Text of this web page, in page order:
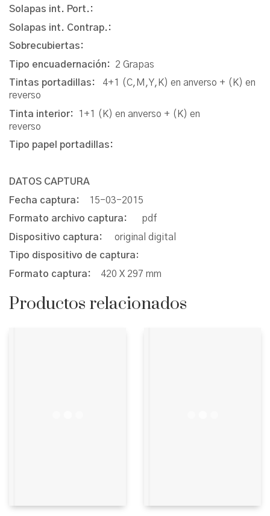
Solapas int. Port.:
Solapas int. Contrap.:
Sobrecubiertas:
Tipo encuadernación: 2 Grapas
Tintas portadillas: 4+1 (C,M,Y,K) en anverso + (K) en
reverso
Tinta interior:
1+1 (K) en anverso + (K) en
reverso
Tipo papel portadillas:
DATOS CAPTURA
Fecha captura:
15-03-2015
Formato archivo captura: pdf
Dispositivo captura: original digital
Tipo dispositivo de captura:
Formato captura: 420 X 297 mm
Productos relacionados